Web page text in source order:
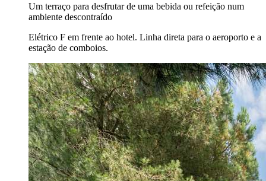
Um terraço para desfrutar de uma bebida ou refeição num
ambiente descontraído
Elétrico F em frente ao hotel. Linha direta para o aeroporto e a
estação de comboios.